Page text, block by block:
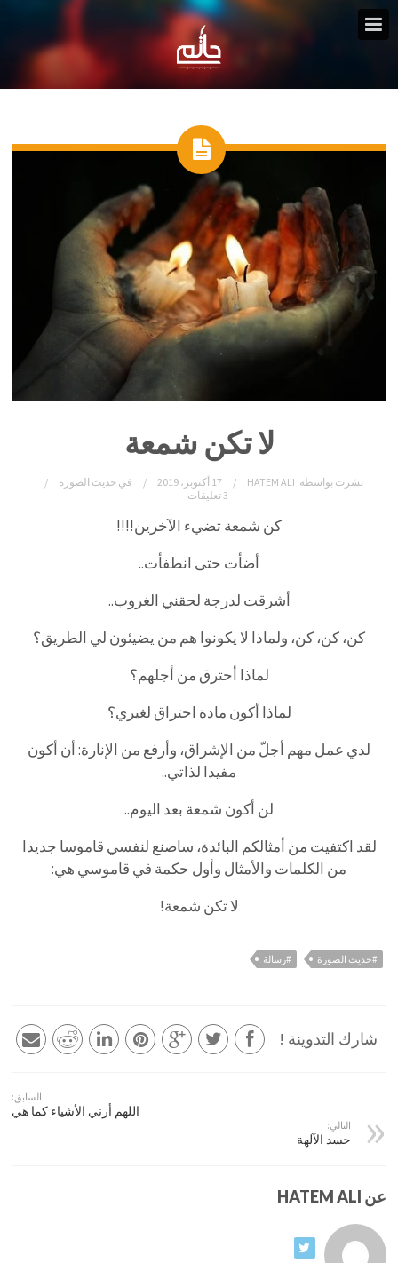
لا تكن شمعة
نشرت بواسطة: HATEM ALI 17 أكتوبر، 2019 فيحديث الصورة
3 تعليقات
كن شمعةتضيء الآخرين!!!!
أضأت حتى انطفأت..
أشرقت لدرجة لحقني الغروب..
كن،كن،كن، ولماذا لا يكونوا هم من يضيئون لي الطريق؟
لماذا أحترق من أجلهم؟
لماذا أكون مادة احتراق لغيري؟
لدي عمل مهم أجلّ من الإشراق، وأرفع من الإنارة: أن أكون
مفيدا لذاتي..
لن أكون شمعة بعد اليوم..
لقد اكتفيت من أمثالكم البائدة، ساصنع لنفسي قاموسا جديدا
من الكلمات والأمثال وأول حكمة في قاموسي هي:
لا تكن شمعة!
#حديث الصورة #رسالة
شارك التدوينة !
السابق:
اللهم أرني الأشياء كما هي
التالي:
حسد الآلهة
عن HATEM ALI